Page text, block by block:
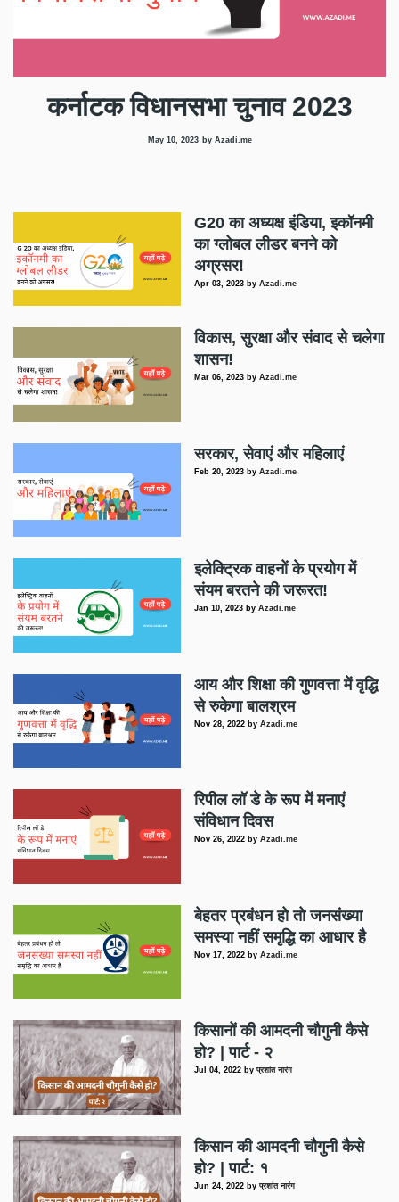
कर्नाटक विधानसभा चुनाव 2023
May 10, 2023 by Azadi.me
G20 का अध्यक्ष इंडिया, इकॉनमी
का ग्लोबल लीडर बनने को
अग्रसर!
Apr 03, 2023 byAzadi.me
विकास, सुरक्षा और संवाद से चलेगा
शासन!
Mar 06, 2023 byAzadi.me
सरकार, सेवाएं और महिलाएं
Feb 20, 2023 byAzadi.me
इलेक्ट्रिक वाहनों के प्रयोग में
संयम बरतने की जरूरत!
Jan 10, 2023 byAzadi.me
आय और शिक्षा की गुणवत्ता में वृद्धि
से रुकेगा बालश्रम
Nov 28, 2022 byAzadi.me
रिपील लॉ डे के रूप में मनाएं
संविधान दिवस
Nov 26, 2022 byAzadi.me
बेहतर प्रबंधन हो तो जनसंख्या
समस्या नहीं समृद्धि का आधार है
Nov 17, 2022 byAzadi.me
किसानों की आमदनी चौगुनी कैसे
हो? | पार्ट - २
Jul 04, 2022 byप्रशांत नारंग
किसान की आमदनी चौगुनी कैसे
हो? | पार्ट: १
Jun 24, 2022 byप्रशांत नारंग